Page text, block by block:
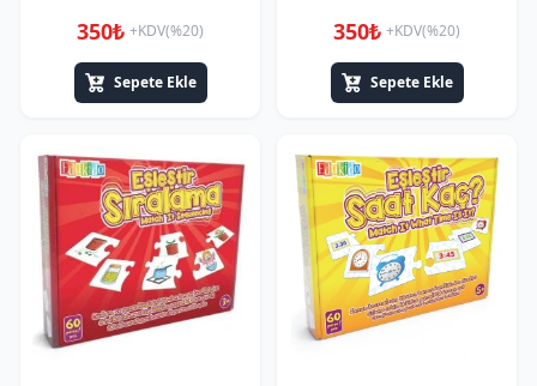
350₺ +KDV(%20)
Sepete Ekle
350₺ +KDV(%20)
Sepete Ekle